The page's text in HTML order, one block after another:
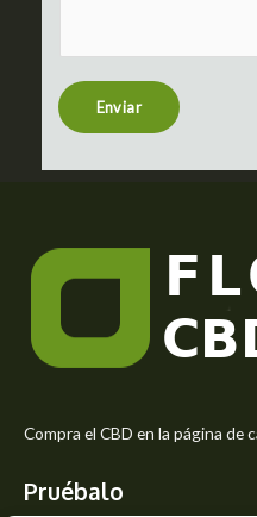
t
r
s
e
Enviar
Compra el CBD en la página de
Pruébalo